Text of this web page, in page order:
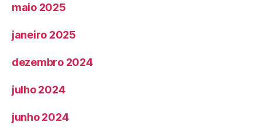
maio 2025
janeiro 2025
dezembro 2024
julho 2024
junho 2024